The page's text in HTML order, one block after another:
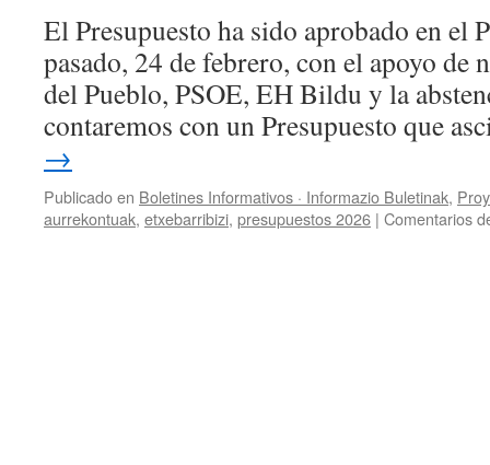
El Presupuesto ha sido aprobado en el
pasado, 24 de febrero, con el apoyo de
del Pueblo, PSOE, EH Bildu y la
contaremos con un Presupuesto que
→
Publicado en Boletines Informativos · Informazio Buletinak,
aurrekontuak, etxebarribizi, presupuestos 2026 | Comentarios